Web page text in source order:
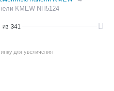
KMEW NH5124
из 341
для увеличения